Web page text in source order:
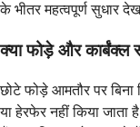
के भीतर महत्वपूर्ण सुधार
क्या फोड़े और कार्बंक्ल
छोटे फोड़े आमतौर पर
या हेरफेर नहीं किया